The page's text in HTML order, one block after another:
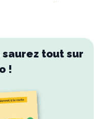
saurez tout sur
!